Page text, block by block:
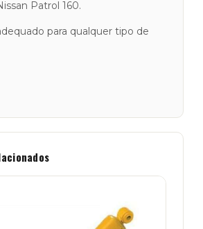
Patrol 160.
para qualquer tipo de